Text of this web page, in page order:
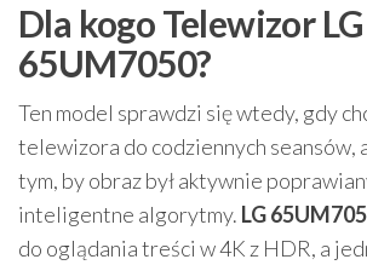
Dla kogo Telewizor LG
65UM7050?
Ten model sprawdzi się wtedy, gdy
telewizora do codziennych seansów,
tym, by obraz był aktywnie
inteligentne algorytmy. LG
do oglądania treści w 4K z HDR, a